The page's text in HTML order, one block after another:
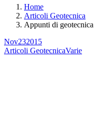
Home
Articoli Geotecnica
Appunti di geotecnica
Nov232015
Articoli GeotecnicaVarie